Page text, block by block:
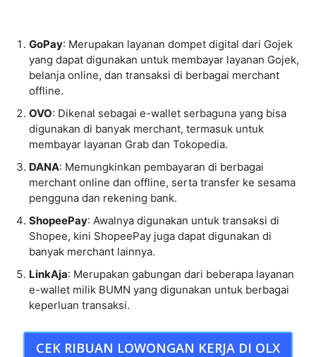
GoPay: Merupakan layanan dompet digital dari Gojek
yang dapat digunakan untuk membayar layanan Gojek,
belanja online, dan transaksi di berbagai merchant
offline.
OVO: Dikenal sebagai e-wallet serbaguna yang bisa
digunakan di banyak merchant, termasuk untuk
membayar layanan Grab dan Tokopedia.
DANA: Memungkinkan pembayaran di berbagai
merchant online dan offline, serta transfer ke sesama
pengguna dan rekening bank.
ShopeePay: Awalnya digunakan untuk transaksi di
Shopee, kini ShopeePay juga dapat digunakan di
banyak merchant lainnya.
LinkAja: Merupakan gabungan dari beberapa layanan
e-wallet milik BUMN yang digunakan untuk berbagai
keperluan transaksi.
CEK RIBUAN LOWONGAN KERJA DI OLX